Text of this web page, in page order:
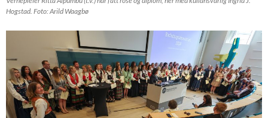
Hogstad. Foto: Arild Waagbø